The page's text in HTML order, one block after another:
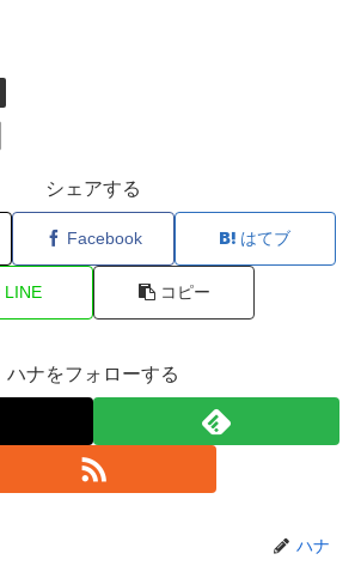
シェアする
Facebook はてブ
LINE コピー
ハナをフォローする
ハナ